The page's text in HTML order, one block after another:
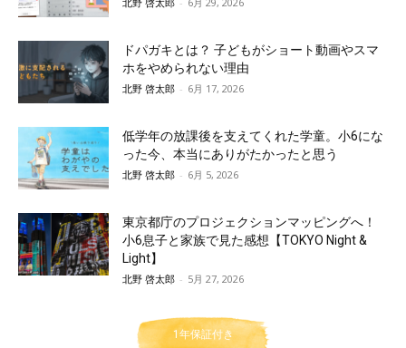
ドパガキとは？ 子どもがショート動画やスマ
ホをやめられない理由
北野 啓太郎 - 6月 17, 2026
低学年の放課後を支えてくれた学童。小6にな
った今、本当にありがたかったと思う
北野 啓太郎 - 6月 5, 2026
東京都庁のプロジェクションマッピングへ！
小6息子と家族で見た感想【TOKYO Night &
Light】
北野 啓太郎 - 5月 27, 2026
1年保証付き